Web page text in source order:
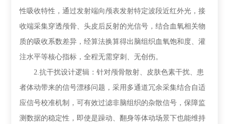
性吸收特性，通过发射端向颅表发射特定波段近红外光，接
收端采集穿透颅骨、头皮后反射的光信号，结合血氧相关物
质的吸收系数差异，经算法换算得出脑组织血氧饱和度、灌
注水平等核心指标，全程无需穿刺、无创伤。
2.抗干扰设计逻辑：针对颅骨散射、皮肤色素干扰、患
者体动带来的信号漂移问题，采用多通道冗余采集结合自适
应信号校准机制，可有效过滤非脑组织的杂散信号，保障监
测数据的稳定性，即使是躁动、翻身等体动场景下也能维持